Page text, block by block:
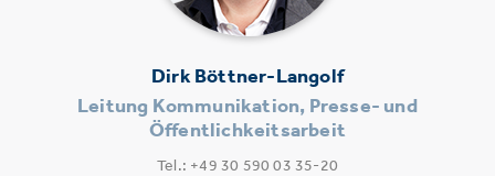
Dirk Böttner-Langolf
Leitung Kommunikation, Presse- und
Öffentlichkeitsarbeit
Tel.: +49 30 590 03 35-20